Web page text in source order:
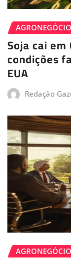
AGRONEGÓCIO
Soja cai
condições
EUA
Redação
AGRONEGÓCIO